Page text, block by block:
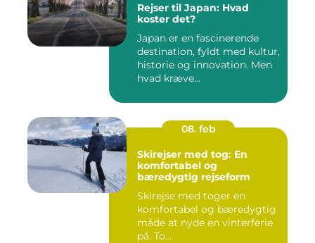
Rejser til Japan: Hvad
koster det?
Japan er en fascinerende
destination, fyldt med kultur,
historie og innovation. Men
hvad kræve...
08. feb
Skirejser med tog: En
komfortabel og
bæredygtig rejseform
Skirejse med toger en
komfortabel og bæredygtig
måde at nyde en vinterferie
på. To...